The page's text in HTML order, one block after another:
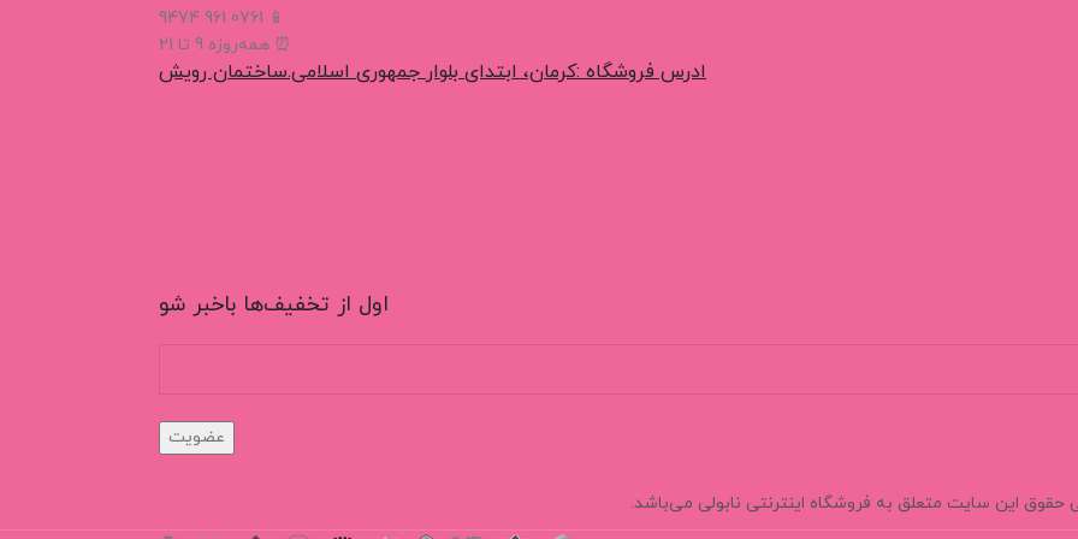
📱 0761 961 9474
⏰ همه‌روزه 9 تا 21
ادرس فروشگاه :کرمان، ابتدای بلوار جمهوری اسلامی.ساختمان رویش
اول از تخفیف‌ها باخبر شو
عضویت
حقوق این سایت متعلق به فروشگاه اینترنتی نابولی می‌باشد.